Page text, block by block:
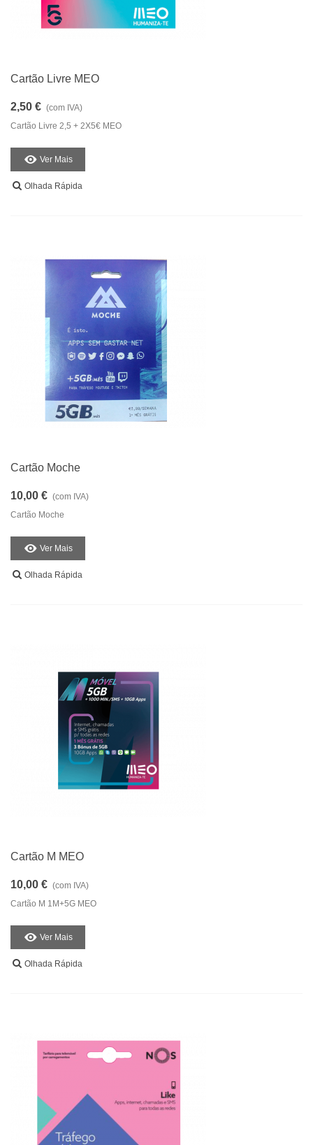
Cartão Livre MEO
2,50 € (com IVA)
Cartão Livre 2,5 + 2X5€ MEO
Ver Mais
Olhada Rápida
Cartão Moche
10,00 € (com IVA)
Cartão Moche
Ver Mais
Olhada Rápida
Cartão M MEO
10,00 € (com IVA)
Cartão M 1M+5G MEO
Ver Mais
Olhada Rápida